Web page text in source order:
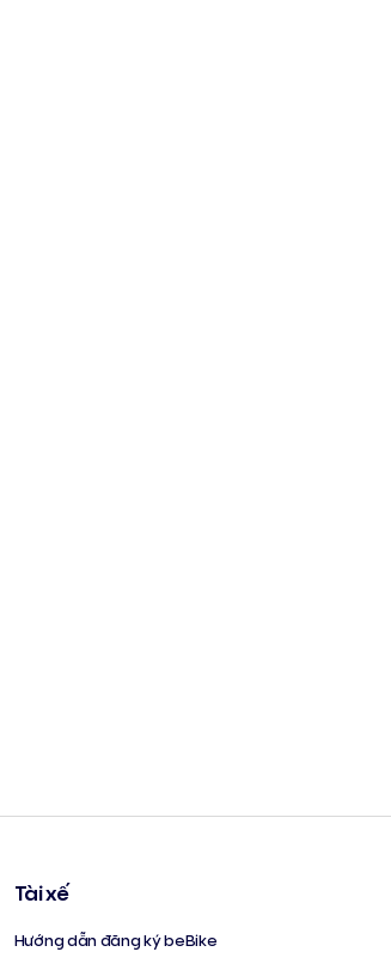
Tài xế
Hướng dẫn đăng ký beBike